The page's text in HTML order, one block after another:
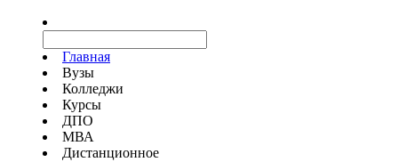
Главная
Вузы
Колледжи
Курсы
ДПО
МВА
Дистанционное